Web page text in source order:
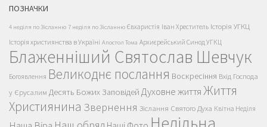
ПОЗНАЧКИ
4 неділя по Зісланню 7 неділя по Зісланню Євхаристія Іван Хреститель Історія УГКЦ
Історія християнства в Україні Апостол Тома Архиєрейський Синод УГКЦ
Блаженніший Святослав Шевчук
Богоявлення Великоднє послання Воскресіння Вхід Господа
у Єрусалим Десять Божих Заповідей Духовне життяЖиття
Християнина Звернення Зіслання Святого Духа Квітна Неділя
Недільна